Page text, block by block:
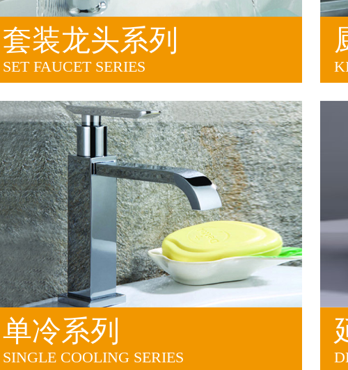
套装龙头系列
SET FAUCET SERIES
单冷系列
SINGLE COOLING SERIES